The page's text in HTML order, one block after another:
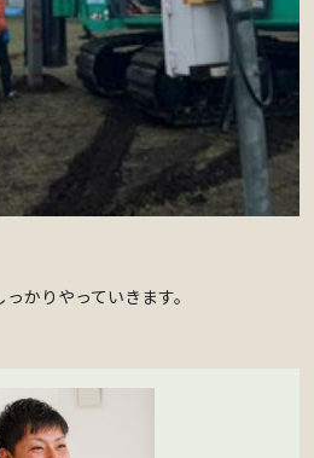
かりやっていきます。